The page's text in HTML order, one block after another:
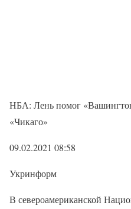
НБА: Лень помог
«Чикаго»
09.02.2021 08:58
Укринформ
В североамериканской